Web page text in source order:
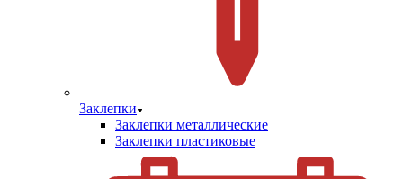
Заклепки
Заклепки металлические
Заклепки пластиковые